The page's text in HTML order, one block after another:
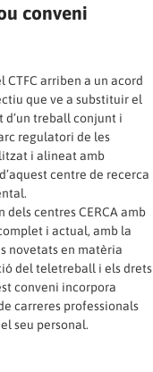
conveni
CTFC arriben a un acord
que ve a substituir el
d’un treball conjunt i
regulatori de les
i alineat amb
centre de recerca
dels centres CERCA amb
i actual, amb la
novetats en matèria
del teletreball i els drets
conveni incorpora
carreres professionals
seu personal.